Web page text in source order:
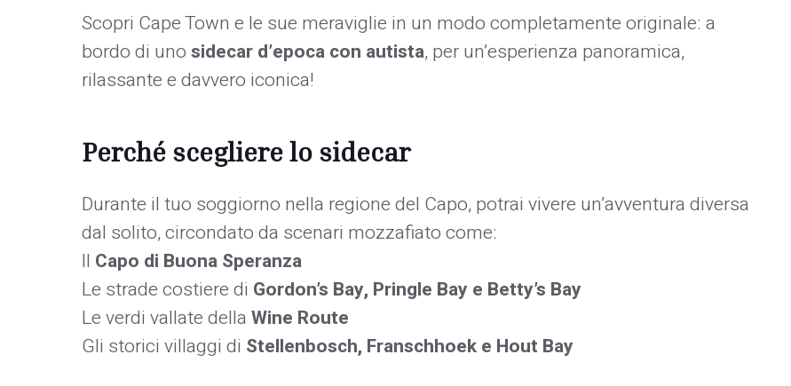
Scopri Cape Town e le sue meraviglie in un modo completamente originale: a
bordo di unosidecar d’epoca con autista, per un’esperienza panoramica,
rilassante e davvero iconica!
Perché scegliere lo sidecar
Durante il tuo soggiorno nella regione del Capo, potrai vivere un’avventura diversa
dal solito, circondato da scenari mozzafiato come:
Il Capo di Buona Speranza
Le strade costiere di Gordon’s Bay, Pringle Bay e Betty’s Bay
Le verdi vallate dellaWine Route
Gli storici villaggi di Stellenbosch, Franschhoek e Hout Bay